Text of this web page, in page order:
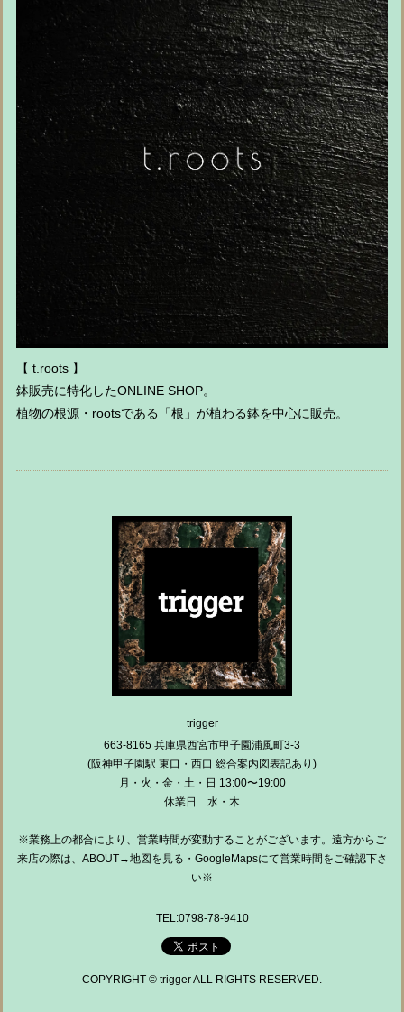
【 t.roots 】
鉢販売に特化したONLINE SHOP。
植物の根源・rootsである「根」が植わる鉢を中心に販売。
trigger
663-8165 兵庫県西宮市甲子園浦風町3-3
(阪神甲子園駅 東口・西口 総合案内図表記あり)
月・火・金・土・日 13:00〜19:00
休業日 水・木
※業務上の都合により、営業時間が変動することがございます。遠方からご
来店の際は、ABOUT→地図を見る・GoogleMapsにて営業時間をご確認下さ
い※
TEL:0798-78-9410
COPYRIGHT © trigger ALL RIGHTS RESERVED.